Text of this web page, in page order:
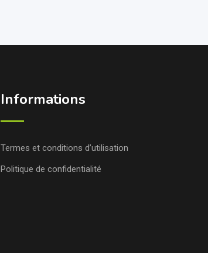
Informations
Termes et conditions d’utilisation
Politique de confidentialité